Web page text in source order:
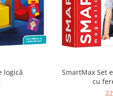
logică
SmartMax Set
cu